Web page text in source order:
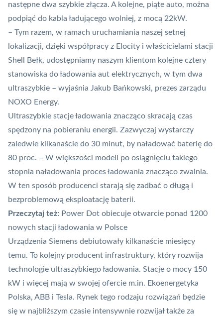
następne dwa szybkie złącza. A kolejne, piąte auto, można
podpiąć do kabla ładującego wolniej, z mocą 22kW.
– Tym razem, w ramach uruchamiania naszej setnej
lokalizacji, dzięki współpracy z Elocity i właścicielami stacji
Shell Bełk, udostępniamy naszym klientom kolejne cztery
stanowiska do ładowania aut elektrycznych, w tym dwa
ultraszybkie – wyjaśnia Jakub Bańkowski, prezes zarządu
NOXO Energy.
Ultraszybkie stacje ładowania znacząco skracają czas
spędzony na pobieraniu energii. Zazwyczaj wystarczy
zaledwie kilkanaście do 30 minut, by naładować baterię do
80 proc. – W większości modeli po osiągnięciu takiego
stopnia naładowania proces ładowania znacząco zwalnia.
W ten sposób producenci starają się zadbać o długą i
bezproblemową eksploatację baterii.
Przeczytaj też: Power Dot obiecuje otwarcie ponad 1200
nowych stacji ładowania w Polsce
Urządzenia Siemens debiutowały kilkanaście miesięcy
temu. To kolejny producent infrastruktury, który rozwija
technologie ultraszybkiego ładowania. Stacje o mocy 150
kW i więcej mają w swojej ofercie m.in. Ekoenergetyka
Polska, ABB i Tesla. Rynek tego rodzaju rozwiązań będzie
się w najbliższym czasie intensywnie rozwijał także za